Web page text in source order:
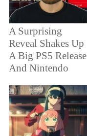
Vol.21情報まと
め
A Surprising
Reveal Shakes Up
A Big PS5 Release
And Nintendo
Interesting Update
| News Wave